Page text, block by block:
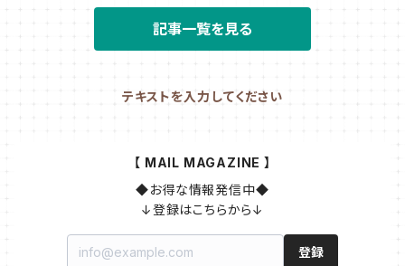
記事一覧を見る
テキストを入力してください
【 MAIL MAGAZINE 】
◆お得な情報発信中◆
↓登録はこちらから↓
登録